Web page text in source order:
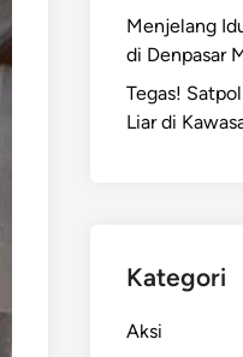
Menjelang
di Denpasar
Tegas!
Liar di
Kategori
Aksi